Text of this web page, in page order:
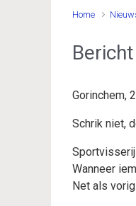
Home
Gorinchem,
Schrik niet,
Wanneer
Net als